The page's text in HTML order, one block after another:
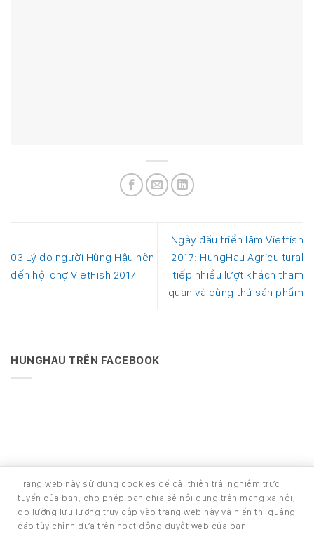
03 Lý do người Hùng Hậu nên
đến hội chợ VietFish 2017
Ngày đầu triển lãm Vietfish
2017: HungHau Agricultural
tiếp nhiều lượt khách tham
quan và dùng thử sản phẩm
HUNGHAU TRÊN FACEBOOK
Phát triển bởi Ban Phát triển phần mềm
Copyright 2026 © HOUSE - TRANG TIN NỘI BỘ CÔNG TY CỔ
PHẦN PHÁT TRIỂN HÙNG HẬU
Trang web này sử dụng cookies để cải thiện trải nghiệm trực
tuyến của bạn, cho phép bạn chia sẻ nội dung trên mạng xã hội,
đo lường lưu lượng truy cập vào trang web này và hiển thị quảng
cáo tùy chỉnh dựa trên hoạt động duyệt web của bạn.